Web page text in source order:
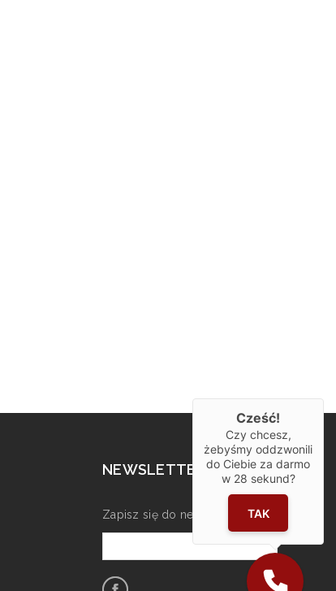
NEWSLETTER
Zapisz się do newslettera
Cześć!
Czy chcesz,
żebyśmy oddzwonili
do Ciebie za darmo
w 28 sekund?
TAK